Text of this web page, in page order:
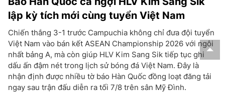
lập kỳ tích mới cùng tuyển Việt Nam
Chiến thắng 3-1 trước Campuchia không chỉ đưa đội tuyển
Việt Nam vào bán kết ASEAN Championship 2026 với ngôi
nhất bảng A, mà còn giúp HLV Kim Sang Sik tiếp tục ghi
dấu ấn đậm nét trong lịch sử bóng đá Việt Nam. Đây là
nhận định được nhiều tờ báo Hàn Quốc đồng loạt đăng tải
ngay sau trận đấu diễn ra tối 7/8 trên sân Mỹ Đình.